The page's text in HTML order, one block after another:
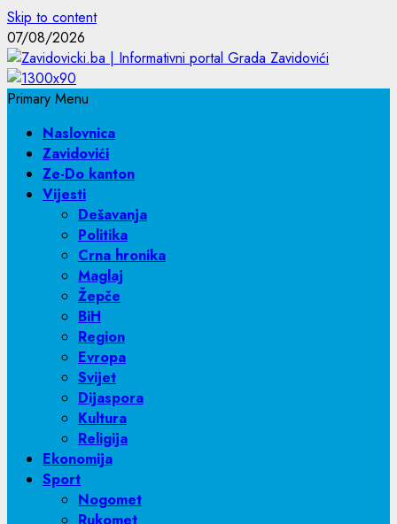
Skip to content
07/08/2026
Primary Menu
Naslovnica
Zavidovići
Ze-Do kanton
Vijesti
Dešavanja
Politika
Crna hronika
Maglaj
Žepče
BiH
Region
Evropa
Svijet
Dijaspora
Kultura
Religija
Ekonomija
Sport
Nogomet